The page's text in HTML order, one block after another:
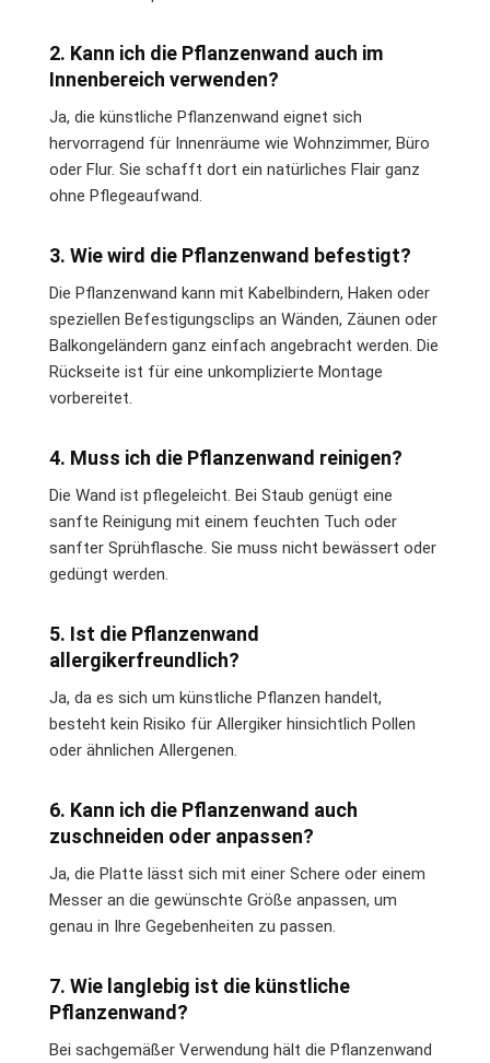
2. Kann ich die Pflanzenwand auch im
Innenbereich verwenden?
Ja, die künstliche Pflanzenwand eignet sich
hervorragend für Innenräume wie Wohnzimmer, Büro
oder Flur. Sie schafft dort ein natürliches Flair ganz
ohne Pflegeaufwand.
3. Wie wird die Pflanzenwand befestigt?
Die Pflanzenwand kann mit Kabelbindern, Haken oder
speziellen Befestigungsclips an Wänden, Zäunen oder
Balkongeländern ganz einfach angebracht werden. Die
Rückseite ist für eine unkomplizierte Montage
vorbereitet.
4. Muss ich die Pflanzenwand reinigen?
Die Wand ist pflegeleicht. Bei Staub genügt eine
sanfte Reinigung mit einem feuchten Tuch oder
sanfter Sprühflasche. Sie muss nicht bewässert oder
gedüngt werden.
5. Ist die Pflanzenwand
allergikerfreundlich?
Ja, da es sich um künstliche Pflanzen handelt,
besteht kein Risiko für Allergiker hinsichtlich Pollen
oder ähnlichen Allergenen.
6. Kann ich die Pflanzenwand auch
zuschneiden oder anpassen?
Ja, die Platte lässt sich mit einer Schere oder einem
Messer an die gewünschte Größe anpassen, um
genau in Ihre Gegebenheiten zu passen.
7. Wie langlebig ist die künstliche
Pflanzenwand?
Bei sachgemäßer Verwendung hält die Pflanzenwand